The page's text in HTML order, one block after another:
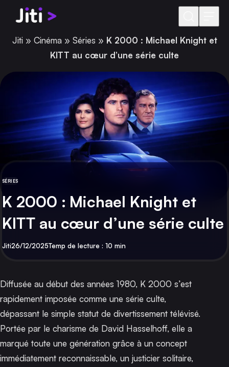
Aller au contenu
Jiti» Cinéma» Séries » K 2000 : Michael Knight et
KITT au cœur d’une série culte
CATÉGORIE
SÉRIES
K 2000 : Michael Knight et
KITT au cœur d’une série culte
Par
JitiPublié
26/12/2025Temp de lecture : 10 min
Diffusée au début des années 1980, K 2000 s’est
rapidement imposée comme une série culte,
dépassant le simple statut de divertissement télévisé.
Portée par le charisme de David Hasselhoff, elle a
marqué toute une génération grâce à un concept
immédiatement reconnaissable, un justicier solitaire,